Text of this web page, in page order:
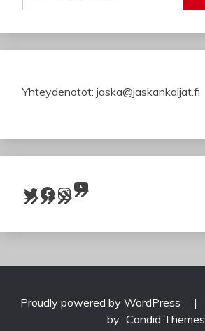
Yhteydenotot: jaska@jaskankaljat.fi
Twitter Facebook InstagramYouTube
Proudly powered by WordPress |
by Candid Themes